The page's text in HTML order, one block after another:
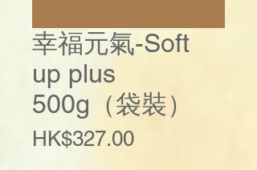
幸福元氣-Soft
up plus
500g（袋裝）
HK$327.00Price